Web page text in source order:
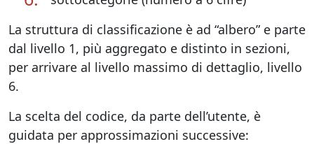
La struttura di classificazione è ad “albero” e parte
dal livello 1, più aggregato e distinto in sezioni,
per arrivare al livello massimo di dettaglio, livello
6.
La scelta del codice, da parte dell’utente, è
guidata per approssimazioni successive: